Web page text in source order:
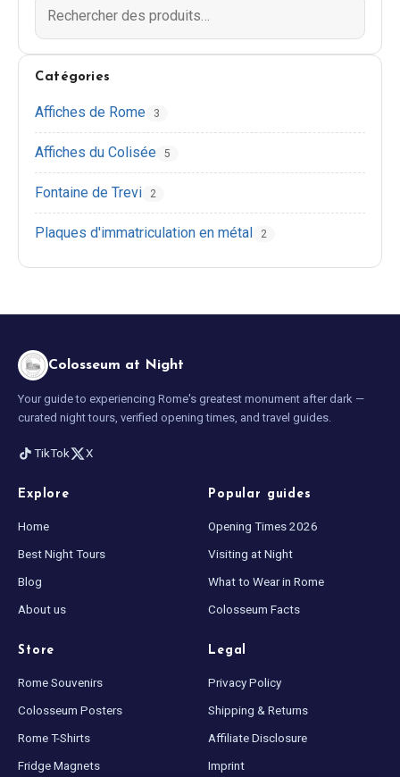
Catégories
Affiches de Rome 3
Affiches du Colisée 5
Fontaine de Trevi 2
Plaques d'immatriculation en métal 2
Colosseum at Night
Your guide to experiencing Rome's greatest monument after dark —
curated night tours, verified opening times, and travel guides.
TikTok X
Explore
Home
Best Night Tours
Blog
About us
Popular guides
Opening Times 2026
Visiting at Night
What to Wear in Rome
Colosseum Facts
Store
Rome Souvenirs
Colosseum Posters
Rome T-Shirts
Fridge Magnets
Legal
Privacy Policy
Shipping & Returns
Affiliate Disclosure
Imprint